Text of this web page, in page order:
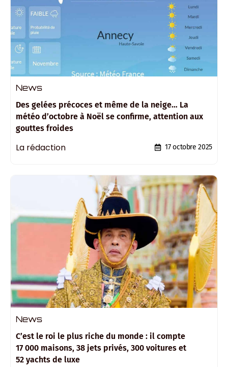
News
Des gelées précoces et même de la neige… La
météo d’octobre à Noël se confirme, attention aux
gouttes froides
La rédaction 17 octobre 2025
News
C’est le roi le plus riche du monde : il compte
17 000 maisons, 38 jets privés, 300 voitures et
52 yachts de luxe